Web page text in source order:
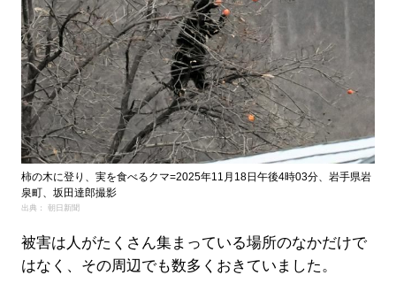
柿の木に登り、実を食べるクマ=2025年11月18日午後4時03分、岩手県岩
泉町、坂田達郎撮影
出典： 朝日新聞
被害は人がたくさん集まっている場所のなかだけで
はなく、その周辺でも数多くおきていました。